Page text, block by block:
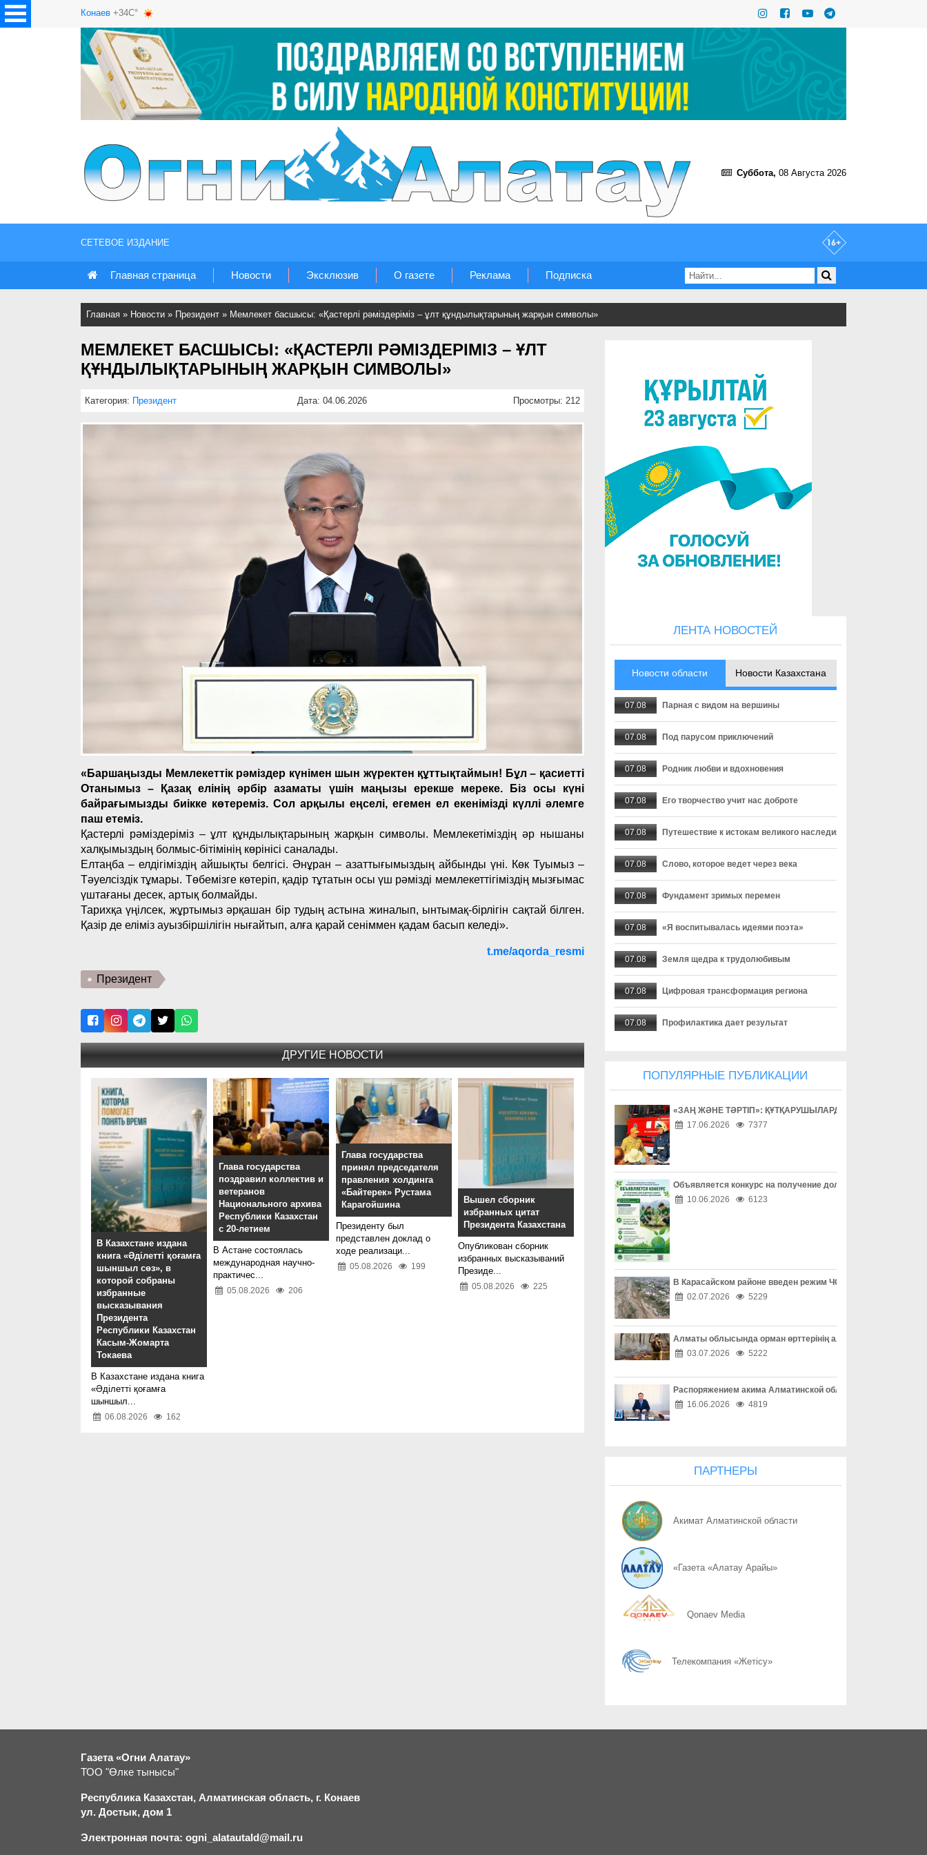
Конаев +34C°
Суббота, 08 Августа 2026
СЕТЕВОЕ ИЗДАНИЕ
Главная страница Новости Эксклюзив О газете Реклама Подписка
Главная » Новости » Президент » Мемлекет басшысы: «Қастерлі рәміздеріміз – ұлт құндылықтарының жарқын символы»
МЕМЛЕКЕТ БАСШЫСЫ: «ҚАСТЕРЛІ РӘМІЗДЕРІМІЗ – ҰЛТ
ҚҰНДЫЛЫҚТАРЫНЫҢ ЖАРҚЫН СИМВОЛЫ»
Категория: Президент Дата: 04.06.2026 Просмотры: 212
«Баршаңызды Мемлекеттік рәміздер күнімен шын жүректен құттықтаймын! Бұл – қасиетті
Отанымыз – Қазақ елінің әрбір азаматы үшін маңызы ерекше мереке. Біз осы күні
байрағымызды биікке көтереміз. Сол арқылы еңселі, егемен ел екенімізді күллі әлемге
паш етеміз.
Қастерлі рәміздеріміз – ұлт құндылықтарының жарқын символы. Мемлекетіміздің әр нышаны
халқымыздың болмыс-бітімінің көрінісі саналады.
Елтаңба – елдігіміздің айшықты белгісі. Әнұран – азаттығымыздың айбынды үні. Көк Туымыз –
Тәуелсіздік тұмары. Төбемізге көтеріп, қадір тұтатын осы үш рәмізді мемлекеттігіміздің мызғымас
үштағаны десек, артық болмайды.
Тарихқа үңілсек, жұртымыз әрқашан бір тудың астына жиналып, ынтымақ-бірлігін сақтай білген.
Қазір де еліміз ауызбіршілігін нығайтып, алға қарай сеніммен қадам басып келеді».
t.me/aqorda_resmi
Президент
ДРУГИЕ НОВОСТИ
В Казахстане издана
книга «Әділетті қоғамға
шыншыл сөз», в
которой собраны
избранные
высказывания
Президента
Республики Казахстан
Касым-Жомарта
Токаева
В Казахстане издана книга
«Әділетті қоғамға
шыншыл...
06.08.2026 162
Глава государства
поздравил коллектив и
ветеранов
Национального архива
Республики Казахстан
с 20-летием
В Астане состоялась
международная научно-
практичес...
05.08.2026 206
Глава государства
принял председателя
правления холдинга
«Байтерек» Рустама
Карагойшина
Президенту был
представлен доклад о
ходе реализаци...
05.08.2026 199
Вышел сборник
избранных цитат
Президента Казахстана
Опубликован сборник
избранных высказываний
Президе...
05.08.2026 225
ЛЕНТА НОВОСТЕЙ
Новости области Новости Казахстана
07.08 Парная с видом на вершины
07.08 Под парусом приключений
07.08 Родник любви и вдохновения
07.08 Его творчество учит нас доброте
07.08 Путешествие к истокам великого наследия
07.08 Слово, которое ведет через века
07.08 Фундамент зримых перемен
07.08 «Я воспитывалась идеями поэта»
07.08 Земля щедра к трудолюбивым
07.08 Цифровая трансформация региона
07.08 Профилактика дает результат
07.08 Урожайный сезон для местных аграриев
07.08 Акция добра и помощи
07.08 Драйвер развития экономики
07.08 Цифровая медицина становится ближе
07.08 Защита детей требует совместных действий
07.08 Свыше 1900 ИИ-фильмов из более чем 90 стран поступило на
07.08 У граждан высокие ожидания от выборов в Курултай – опрос
07.08 ОТБАСЫ – ОТАН ҚОРҒАУШЫНЫҢ БЕРІК ТІРЕГІ
07.08 Более 100 объектов планируется построить в Алматинской
Безопасный атом начинается с науки: какую роль играют
07.08
07.08 Слово ведет к знаниям
ПОПУЛЯРНЫЕ ПУБЛИКАЦИИ
«ЗАҢ ЖӘНЕ ТӘРТІП»: ҚҰТҚАРУШЫЛАРДЫҢ ЕҢБЕГІМЕН
17.06.2026
7377
Объявляется конкурс на получение долгосрочного гранта
10.06.2026
6123
В Карасайском районе введен режим ЧС местного масштаба
02.07.2026
5229
Алматы облысында орман өрттерінің алдын алу жұмыстары
03.07.2026
5222
Распоряжением акима Алматинской области Куаныш
16.06.2026
4819
ПАРТНЕРЫ
Акимат Алматинской области
«Газета «Алатау Арайы»
Qonaev Media
Телекомпания «Жетісу»
Газета «Огни Алатау»
ТОО "Өлке тынысы"
Республика Казахстан, Алматинская область, г. Конаев
ул. Достык, дом 1
Электронная почта: ogni_alatautald@mail.ru